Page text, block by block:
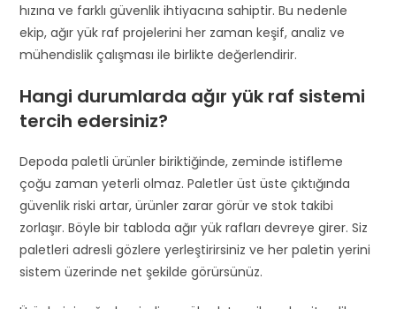
hızına ve farklı güvenlik ihtiyacına sahiptir. Bu nedenle
ekip, ağır yük raf projelerini her zaman keşif, analiz ve
mühendislik çalışması ile birlikte değerlendirir.
Hangi durumlarda ağır yük raf sistemi
tercih edersiniz?
Depoda paletli ürünler biriktiğinde, zeminde istifleme
çoğu zaman yeterli olmaz. Paletler üst üste çıktığında
güvenlik riski artar, ürünler zarar görür ve stok takibi
zorlaşır. Böyle bir tabloda ağır yük rafları devreye girer. Siz
paletleri adresli gözlere yerleştirirsiniz ve her paletin yerini
sistem üzerinde net şekilde görürsünüz.